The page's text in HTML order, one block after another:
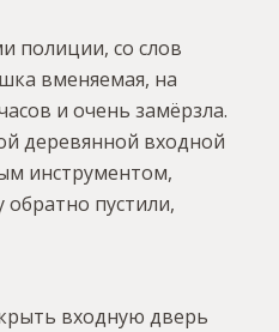
полиции, со слов
вменяемая, на
и очень замёрзла.
деревянной входной
инструментом,
обратно пустили,
входную дверь